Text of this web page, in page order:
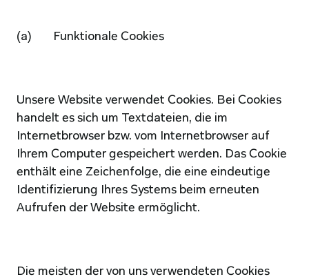
(a)        Funktionale Cookies
Unsere Website verwendet Cookies. Bei Cookies
handelt es sich um Textdateien, die im
Internetbrowser bzw. vom Internetbrowser auf
Ihrem Computer gespeichert werden. Das Cookie
enthält eine Zeichenfolge, die eine eindeutige
Identifizierung Ihres Systems beim erneuten
Aufrufen der Website ermöglicht.
Die meisten der von uns verwendeten Cookies